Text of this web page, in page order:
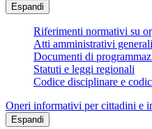
Espandi
Riferimenti normativi su
Atti amministrativi generali
Documenti di
Statuti e leggi regionali
Codice disciplinare e
Oneri informativi per cittadini e
Espandi